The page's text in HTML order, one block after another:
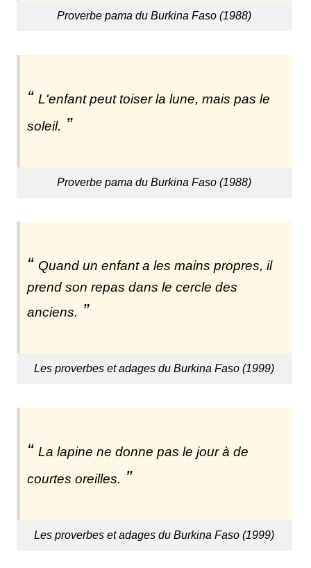
Proverbe pama du Burkina Faso (1988)
L'enfant peut toiser la lune, mais pas le
soleil.
Proverbe pama du Burkina Faso (1988)
Quand un enfant a les mains propres, il
prend son repas dans le cercle des
anciens.
Les proverbes et adages du Burkina Faso (1999)
La lapine ne donne pas le jour à de
courtes oreilles.
Les proverbes et adages du Burkina Faso (1999)